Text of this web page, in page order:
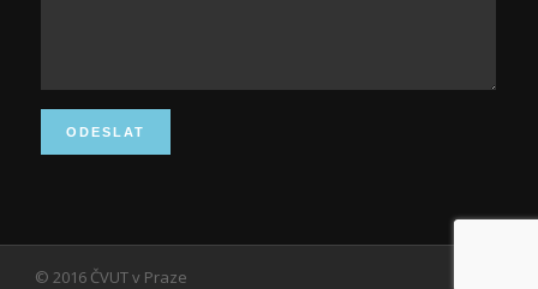
© 2016 ČVUT v Praze